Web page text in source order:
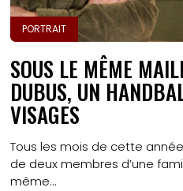
PORTRAIT
SOUS LE MÊME
DUBUS, UN
VISAGES
Tous les mois de cette
de deux membres d’une
même...